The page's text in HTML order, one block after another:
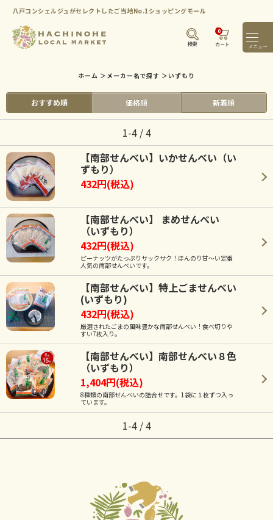
八戸コンシェルジュがセレクトしたご当地No.1ショッピングモール
検索 カート
0
メ
ホーム ＞ メーカー名で探す ＞ いずもり
おすすめ順 価格順 新着順
1-4 / 4
【南部せんべい】いかせんべい（い
ずもり）
432円(税込)
【南部せんべい】 まめせんべい
（いずもり）
432円(税込)
ピーナッツがたっぷりサックサク！ほんのり甘～い定番
人気の南部せんべいです。
【南部せんべい】特上ごませんべい
(いずもり)
432円(税込)
厳選されたごまの風味豊かな南部せんべい！食べ切りや
すい7枚入り。
【南部せんべい】南部せんべい８色
（いずもり）
1,404円(税込)
8種類の南部せんべいの詰合せです。1袋に１枚ずつ入っ
ています。
1-4 / 4